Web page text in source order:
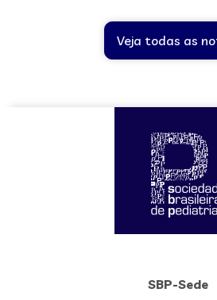
Veja todas as
SBP-Sede